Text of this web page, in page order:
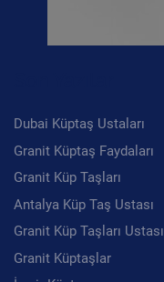
Dubai Küptaş Ustaları
Granit Küptaş Faydaları
Granit Küp Taşları
Antalya Küp Taş Ustası
Granit Küp Taşları Ustası
Granit Küptaşlar